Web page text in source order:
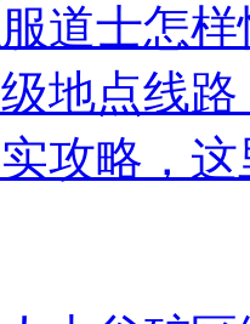
道士怎
地点线
攻略，